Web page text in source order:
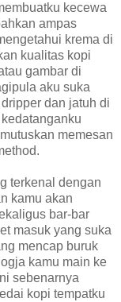
kecewa
ampas
krema di
kualitas kopi
gambar di
aku suka
dan jatuh di
memesan
terkenal dengan
kamu akan
bar-bar
masuk yang suka
mencap buruk
kamu main ke
sebenarnya
kopi tempatku